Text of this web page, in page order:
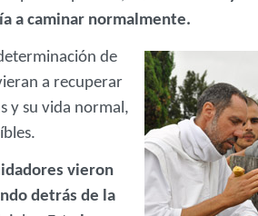
a caminar normalmente.
de
a recuperar
y su vida normal,
vieron
detrás de la